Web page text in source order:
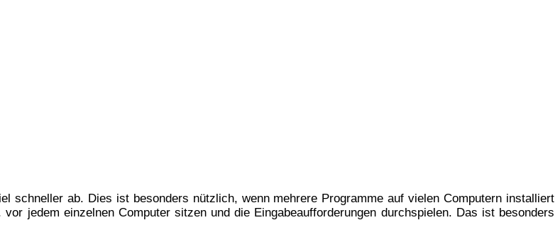
schneller ab. Dies ist besonders nützlich, wenn mehrere Programme auf vielen Computern installiert
jedem einzelnen Computer sitzen und die Eingabeaufforderungen durchspielen. Das ist besonders